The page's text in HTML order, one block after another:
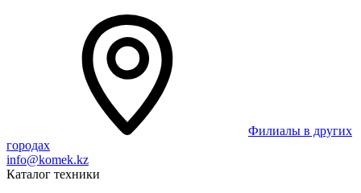
Филиалы в других
городах
info@komek.kz
Каталог техники